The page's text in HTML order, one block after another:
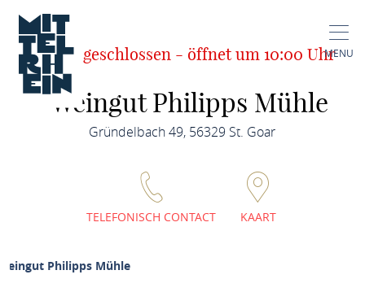
MENU
Jetzt geschlossen - öffnet um 10:00 Uhr
Weingut Philipps Mühle
Gründelbach 49, 56329 St. Goar
TELEFONISCH CONTACT KAART
Philipps Mühle